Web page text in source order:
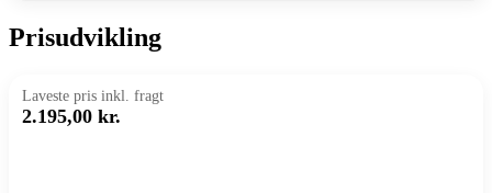
Prisudvikling
Laveste pris inkl. fragt
2.195,00 kr.